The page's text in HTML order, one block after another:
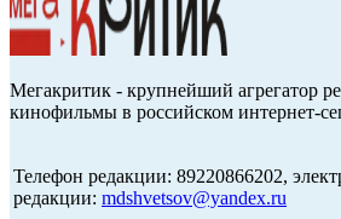
Мегакритик - крупнейший агрегатор
кинофильмы в российском интернет-
Телефон редакции: 89220866202,
редакции: mdshvetsov@yandex.ru